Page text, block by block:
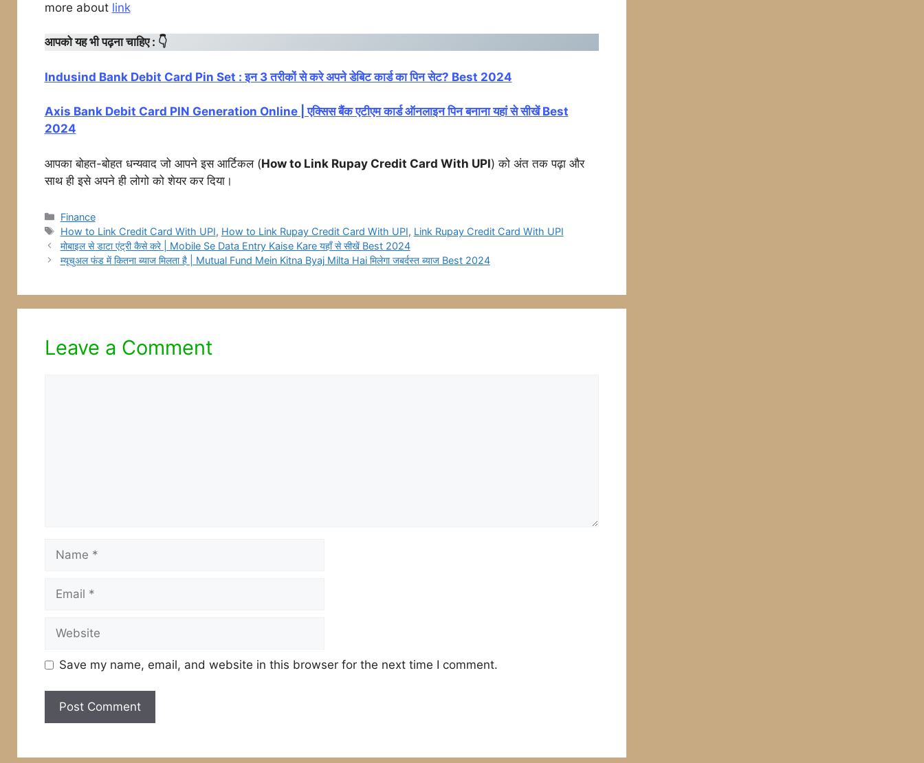
more about link
आपको यह भी पढ़ना चाहिए : 👇
Indusind Bank Debit Card Pin Set : इन 3 तरीकों से करे अपने डेबिट कार्ड का पिन सेट? Best 2024
Axis Bank Debit Card PIN Generation Online | एक्सिस बैंक एटीएम कार्ड ऑनलाइन पिन बनाना यहां से सीखें Best
2024
आपका बोहत-बोहत धन्यवाद जो आपने इस आर्टिकल (How to Link Rupay Credit Card With UPI) को अंत तक पढ़ा और
साथ ही इसे अपने ही लोगो को शेयर कर दिया।
Categories
Finance
Tags
How to Link Credit Card With UPI, How to Link Rupay Credit Card With UPI, Link Rupay Credit Card With UPI
मोबाइल से डाटा एंट्री कैसे करे | Mobile Se Data Entry Kaise Kare यहाँ से सीखें Best 2024
म्यूचुअल फंड में कितना ब्याज मिलता है | Mutual Fund Mein Kitna Byaj Milta Hai मिलेगा जबर्दस्त ब्याज Best 2024
Leave a Comment
Save my name, email, and website in this browser for the next time I comment.